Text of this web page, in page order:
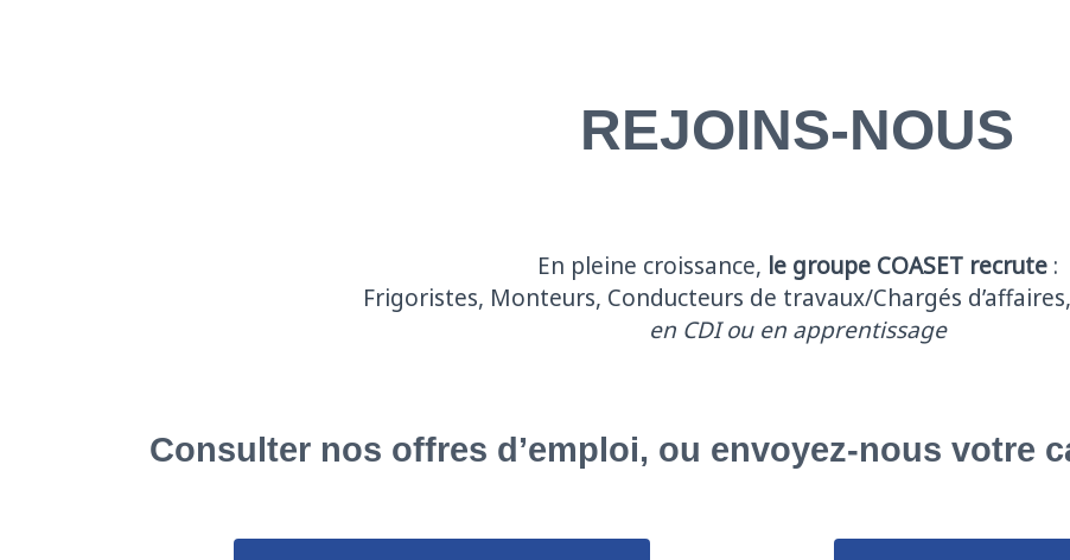
REJOINS-NOUS
En pleine croissance, le groupe COASET recrute:
Frigoristes, Monteurs, Conducteurs de travaux/Chargés
en CDI ou en apprentissage
Consulter nos offres d’emploi, ou envoyez-nous votre